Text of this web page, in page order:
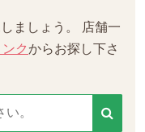
ましょう。
店舗一
クからお探し下さ